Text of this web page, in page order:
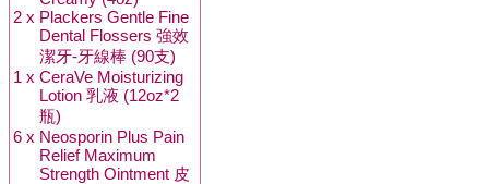
2 x Plackers Gentle Fine
Dental Flossers 強效
潔牙-牙線棒 (90支)
1 x CeraVe Moisturizing
Lotion 乳液 (12oz*2
瓶)
6 x Neosporin Plus Pain
Relief Maximum
Strength Ointment 皮